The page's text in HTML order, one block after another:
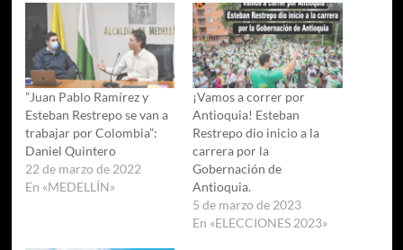
”Juan Pablo Ramírez y
Esteban Restrepo se van a
trabajar por Colombia”:
Daniel Quintero
22 de marzo de 2022
En «MEDELLÍN»
¡Vamos a correr por
Antioquia! Esteban
Restrepo dio inicio a la
carrera por la
Gobernación de
Antioquia.
5 de marzo de 2023
En «ELECCIONES 2023»